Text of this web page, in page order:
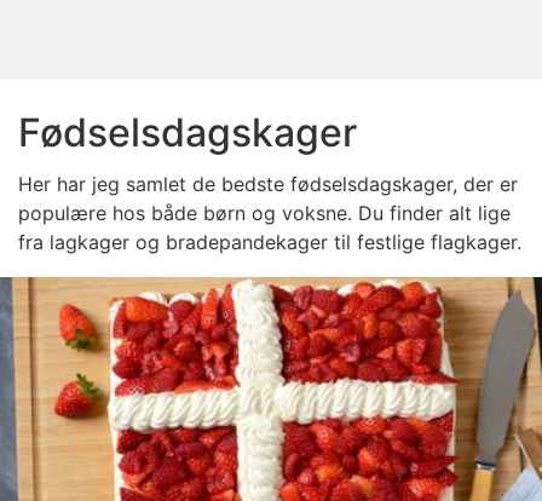
Fødselsdagskager
Her har jeg samlet de bedste fødselsdagskager, der er
populære hos både børn og voksne. Du finder alt lige
fra lagkager og bradepandekager til festlige flagkager.